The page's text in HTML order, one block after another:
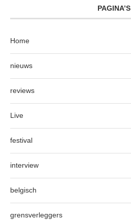
PAGINA’S
Home
nieuws
reviews
Live
festival
interview
belgisch
grensverleggers